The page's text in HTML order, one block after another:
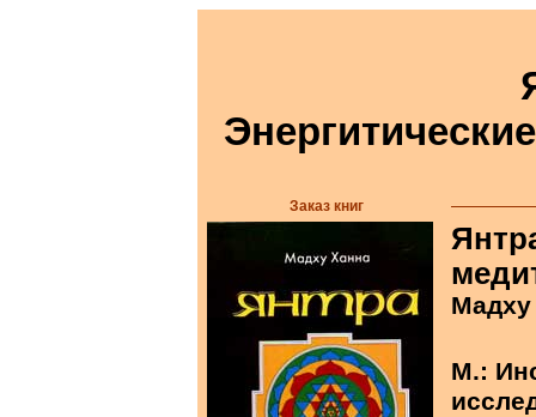
Заказ книг
М.: